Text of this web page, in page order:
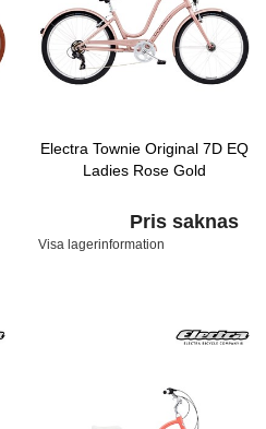
Electra Townie Original 7D EQ
Ladies Rose Gold
Pris saknas
Visa lagerinformation